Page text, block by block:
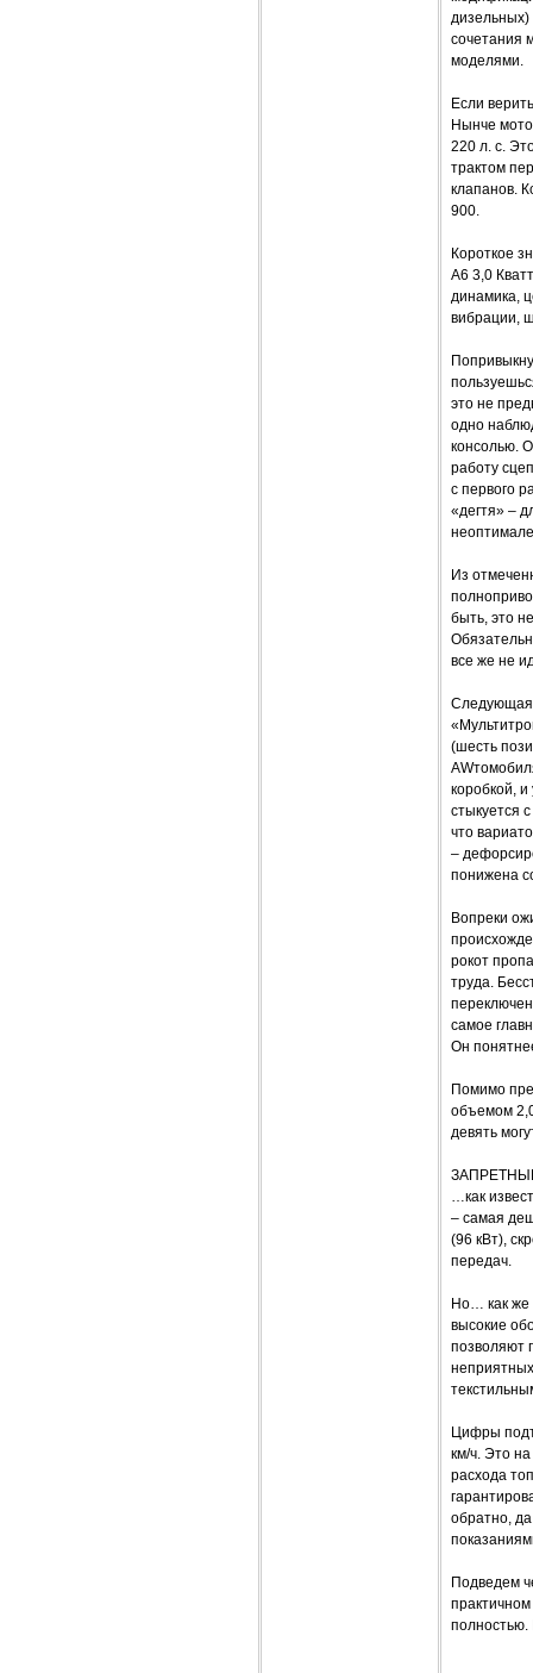
дизельных)
сочетания
моделями.
Если
Нынче
220 л. с.
трактом
клапанов.
900.
Короткое
А6 3,0
динамика,
вибрации,
это не
одно
консолью.
работу
с первого
«дегтя» –
Из
быть, это
все же не
Следующая
(шесть
коробкой,
стыкуется
что
–
понижена
Вопреки
рокот
труда.
самое
Он
Помимо
объемом
девять
…как
– самая
(96 кВт),
передач.
Но… как же
высокие
позволяют
Цифры
км/ч. Это
расхода
обратно,
Подведем
полностью.